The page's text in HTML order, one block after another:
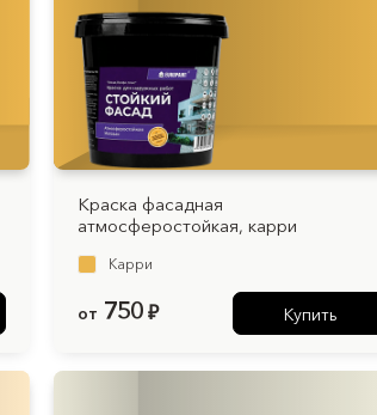
Краска фасадная
атмосферостойкая, карри
Карри
от 750 ₽ Купить